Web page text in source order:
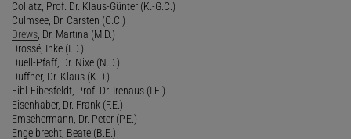
Collatz, Prof. Dr. Klaus-Günter (K.-G.C.)
Culmsee, Dr. Carsten (C.C.)
Drews , Dr. Martina (M.D.)
Drossé, Inke (I.D.)
Duell-Pfaff, Dr. Nixe (N.D.)
Duffner, Dr. Klaus (K.D.)
Eibl-Eibesfeldt, Prof. Dr. Irenäus (I.E.)
Eisenhaber, Dr. Frank (F.E.)
Emschermann, Dr. Peter (P.E.)
Engelbrecht, Beate (B.E.)